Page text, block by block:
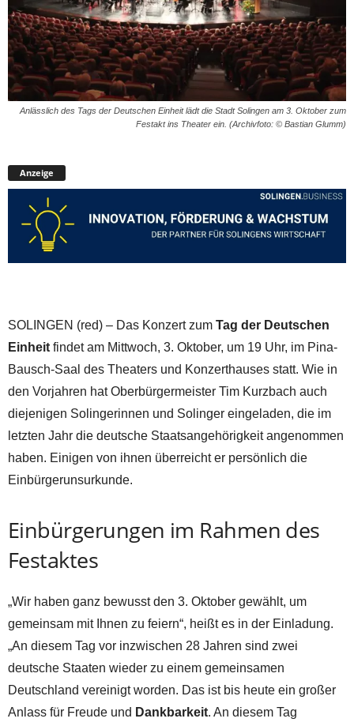
Anlässlich des Tags der Deutschen Einheit lädt die Stadt Solingen am 3. Oktober zum
Festakt ins Theater ein. (Archivfoto: © Bastian Glumm)
Anzeige
SOLINGEN (red) – Das Konzert zum Tag der Deutschen
Einheit findet am Mittwoch, 3. Oktober, um 19 Uhr, im Pina-
Bausch-Saal des Theaters und Konzerthauses statt. Wie in
den Vorjahren hat Oberbürgermeister Tim Kurzbach auch
diejenigen Solingerinnen und Solinger eingeladen, die im
letzten Jahr die deutsche Staatsangehörigkeit angenommen
haben. Einigen von ihnen überreicht er persönlich die
Einbürgerunsurkunde.
Einbürgerungen im Rahmen des
Festaktes
„Wir haben ganz bewusst den 3. Oktober gewählt, um
gemeinsam mit Ihnen zu feiern“, heißt es in der Einladung.
„An diesem Tag vor inzwischen 28 Jahren sind zwei
deutsche Staaten wieder zu einem gemeinsamen
Deutschland vereinigt worden. Das ist bis heute ein großer
Anlass für Freude und Dankbarkeit. An diesem Tag